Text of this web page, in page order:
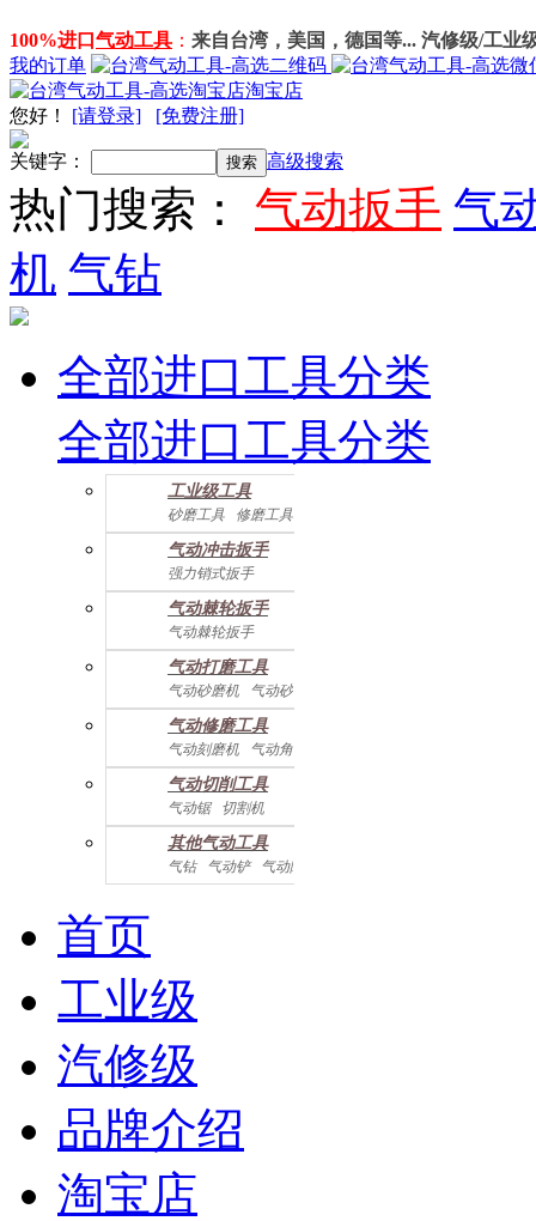
100%进口 气动工具 ： 来自台湾，美国，德国等... 汽修级/工业
我的订单
淘宝店
您好 ！ [请登录] [免费注册]
关键字： 高级搜索
热门搜索： 气动扳手 气
机 气钻
全部进口工具分类
全部进口工具分类
工业级工具
砂磨工具
修磨工具
建筑工具 气动螺丝起子
气动配件
气动冲击扳手
强力销式扳手
双鎚打式扳手
双环锤打式扳手
强力冲击扳手
迷你冲击扳手
直角式冲击扭力扳手
气动棘轮扳手
气动棘轮扳手
迷你棘轮扳手
气动打磨工具
气动砂磨机
气动砂带机
气动抛光机 胎磨/除胶机
气动修磨工具
气动刻磨机 气动角磨机
气动切削工具
气动锯 切割机
气动曲线剪
其他气动工具
气钻 气动铲 气动除锈机
气动拉钉机 气动喷漆枪
首页
工业级
汽修级
品牌介绍
淘宝店